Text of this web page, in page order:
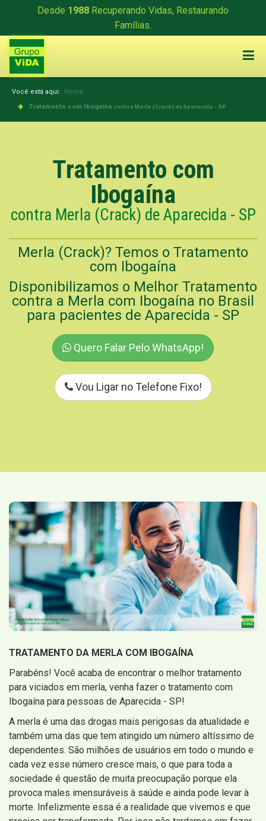
Desde 1988 Recuperando Vidas, Restaurando
Famílias.
Você está aqui: Home
Tratamento com Ibogaína contra Merla (Crack) de Aparecida - SP
Tratamento com
Ibogaína
contra Merla (Crack) de Aparecida - SP
Merla (Crack)? Temos o Tratamento
com Ibogaína
Disponibilizamos o Melhor Tratamento
contra a Merla com Ibogaína no Brasil
para pacientes de Aparecida - SP
Quero Falar Pelo WhatsApp!
Vou Ligar no Telefone Fixo!
TRATAMENTO DA MERLA COM IBOGAÍNA
Parabéns! Você acaba de encontrar o melhor tratamento
para viciados em merla, venha fazer o tratamento com
Ibogaína para pessoas de Aparecida - SP!
A merla é uma das drogas mais perigosas da atualidade e
também uma das que tem atingido um número altíssimo de
dependentes. São milhões de usuários em todo o mundo e
cada vez esse número cresce mais, o que para toda a
sociedade é questão de muita preocupação porque ela
provoca males imensuráveis à saúde e ainda pode levar à
morte. Infelizmente essa é a realidade que vivemos e que